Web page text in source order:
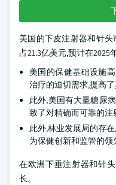
美国的下皮注射器和针头
占21.3亿美元,预计在2025
美国的保健基础设施
治疗的迫切需求,提高
此外,美国有大量糖尿
致了对精确而可靠的
此外,林业发展局的存
为保健创新和监管的领
在欧洲下垂注射器和针
长。